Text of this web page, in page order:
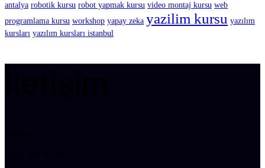
antalya robotik kursu robot yapmak kursu video montaj kursu web
programlama kursu workshop yapay zeka yazilim kursu yazılım
kursları yazılım kursları istanbul